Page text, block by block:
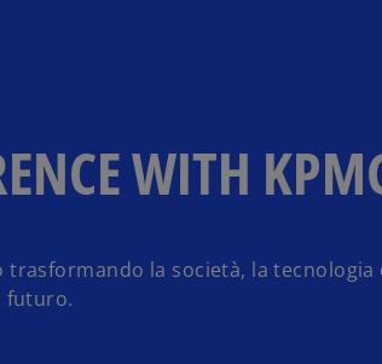
WITH
la società, la tecnologia
futuro.